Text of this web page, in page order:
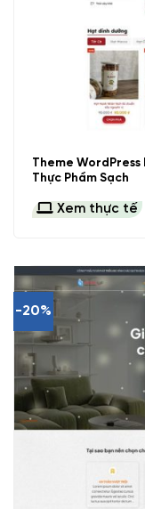
Theme WordPress
Thực Phẩm Sạch
Xem thực tế
-20%